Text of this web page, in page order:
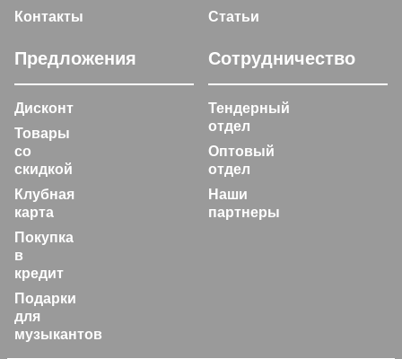
Контакты
Статьи
Предложения
Дисконт
Товары
со
скидкой
Клубная
карта
Покупка
в
кредит
Подарки
для
музыкантов
Сотрудничество
Тендерный
отдел
Оптовый
отдел
Наши
партнеры